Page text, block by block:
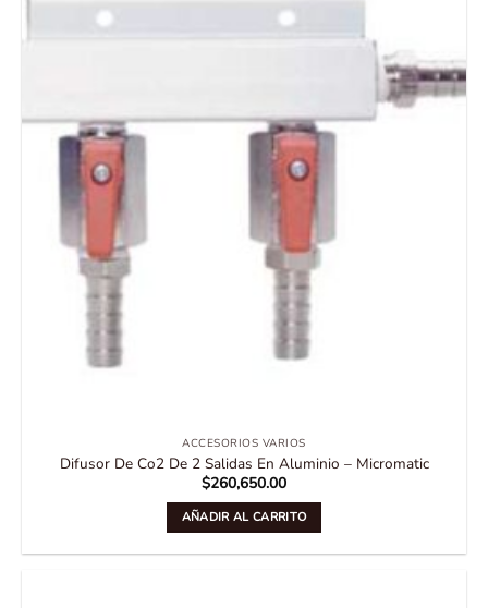
ACCESORIOS VARIOS
Difusor De Co2 De 2 Salidas En Aluminio – Micromatic
$260,650.00
AÑADIR AL CARRITO